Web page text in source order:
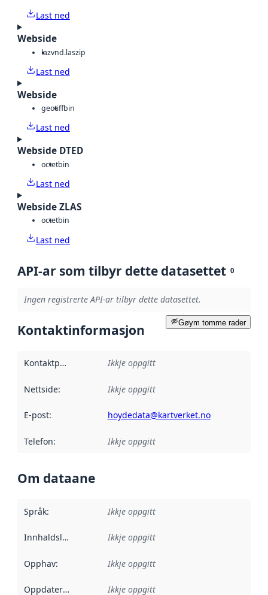
Last ned
Webside
lazvnd.laszip
Last ned
Webside
geotiffbin
Last ned
Webside DTED
octetbin
Last ned
Webside ZLAS
octetbin
Last ned
API-ar som tilbyr dette datasettet 0
Ingen registrerte API-ar tilbyr dette datasettet.
Gøym tomme rader
Kontaktinformasjon
Kontaktpunkt Ikkje oppgitt
Nettside: Ikkje oppgitt
E-post: hoydedata@kartverket.no
Telefon: Ikkje oppgitt
Om dataane
Språk: Ikkje oppgitt
Innhaldsleverandørar :
Ikkje oppgitt
Opphav: Ikkje oppgitt
Oppdateringsfrekvens :
Ikkje oppgitt